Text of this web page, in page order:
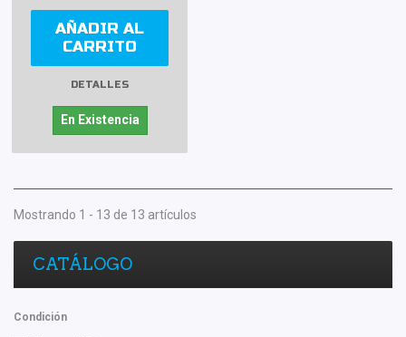
AÑADIR AL
CARRITO
DETALLES
En Existencia
Mostrando 1 - 13 de 13 artículos
CATÁLOGO
Condición